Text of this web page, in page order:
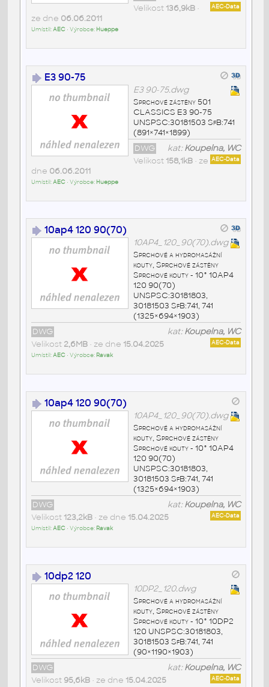
AEC-Data
Velikost 136,9kB•
ze dne 06.06.2011
Umístil:AEC• Výrobce: Hueppe
E3 90-75
E3 90-75.dwg
Sprchové zástěny 501
CLASSICS E3 90-75
UNSPSC:30181503 SfB:741
(891×741×1899)
kat:Koupelna, WC
DWG
AEC-Data
Velikost 158,1kB• ze
dne 06.06.2011
Umístil:AEC• Výrobce: Hueppe
10ap4 120 90(70)
10AP4_120_90(70).dwg
Sprchové a hydromasážní
kouty, Sprchové zástěny
Sprchové kouty - 10° 10AP4
120 90(70)
UNSPSC:30181803,
30181503 SfB:741, 741
(1325×694×1903)
kat:Koupelna, WC
DWG
AEC-Data
Velikost 2,6MB• ze dne 15.04.2025
Umístil:AEC• Výrobce: Ravak
10ap4 120 90(70)
10AP4_120_90(70).dwg
Sprchové a hydromasážní
kouty, Sprchové zástěny
Sprchové kouty - 10° 10AP4
120 90(70)
UNSPSC:30181803,
30181503 SfB:741, 741
(1325×694×1903)
kat:Koupelna, WC
DWG
AEC-Data
Velikost 123,2kB• ze dne 15.04.2025
Umístil:AEC• Výrobce: Ravak
10dp2 120
10DP2_120.dwg
Sprchové a hydromasážní
kouty, Sprchové zástěny
Sprchové kouty - 10° 10DP2
120 UNSPSC:30181803,
30181503 SfB:741, 741
(90×1190×1903)
kat:Koupelna, WC
DWG
AEC-Data
Velikost 95,6kB• ze dne 15.04.2025